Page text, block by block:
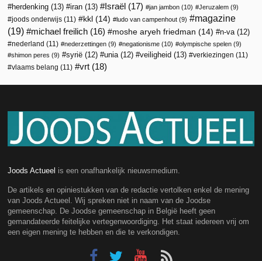
herdenking (13) iran (13) Israël (17) jan jambon (10) Jeruzalem (9)
joods onderwijs (11) kkl (14) ludo van campenhout (9)
magazine
(19)
michael freilich (16) moshe aryeh friedman (14) n-va (12)
nederland (11) nederzettingen (9) negationisme (10) olympische spelen (9)
shimon peres (9) syrië (12) unia (12) veiligheid (13) verkiezingen (11)
vlaams belang (11) vrt (18)
Joods Actueel is een onafhankelijk nieuwsmedium.
De artikels en opiniestukken van de redactie vertolken enkel de mening
van Joods Actueel. Wij spreken niet in naam van de Joodse
gemeenschap. De Joodse gemeenschap in België heeft geen
gemandateerde feitelijke vertegenwoordiging. Het staat iedereen vrij om
een eigen mening te hebben en die te verkondigen.